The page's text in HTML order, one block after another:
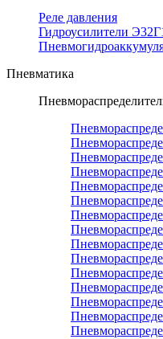
Реле давления
Гидроусилители
Пневматика